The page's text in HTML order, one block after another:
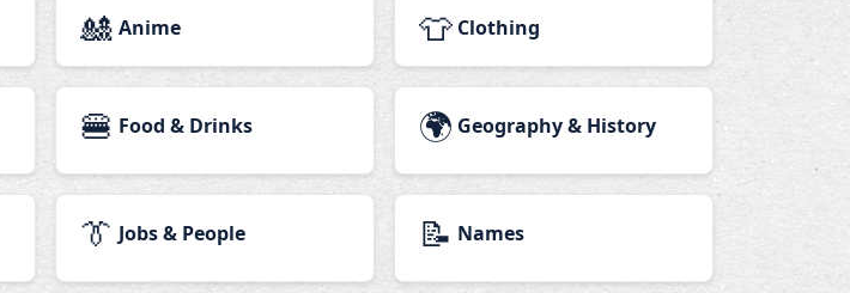
🎎 Anime 👕 Clothing
🍔 Food & Drinks 🌍 Geography & History
👔 Jobs & People 📝 Names